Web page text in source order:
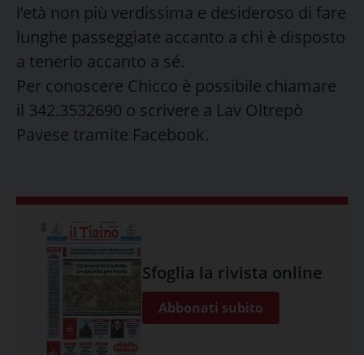
l’età non più verdissima e desideroso di fare
lunghe passeggiate accanto a chi è disposto
a tenerlo accanto a sé.
Per conoscere Chicco è possibile chiamare
il 342.3532690 o scrivere a Lav Oltrepò
Pavese tramite Facebook.
Sfoglia la rivista online
Abbonati subito